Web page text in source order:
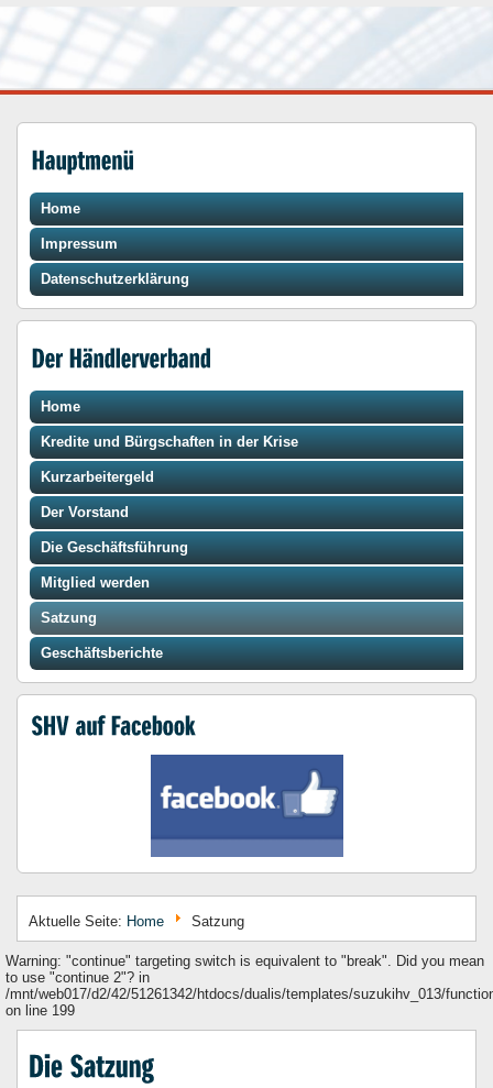
Home
Impressum
Datenschutzerklärung
Home
Kredite und Bürgschaften in der Krise
Kurzarbeitergeld
Der Vorstand
Die Geschäftsführung
Mitglied werden
Satzung
Geschäftsberichte
Aktuelle Seite: Home Satzung
Warning: "continue" targeting switch is equivalent to "break". Did you mean
to use "continue 2"? in
/mnt/web017/d2/42/51261342/htdocs/dualis/templates/suzukihv_013/
on line 199